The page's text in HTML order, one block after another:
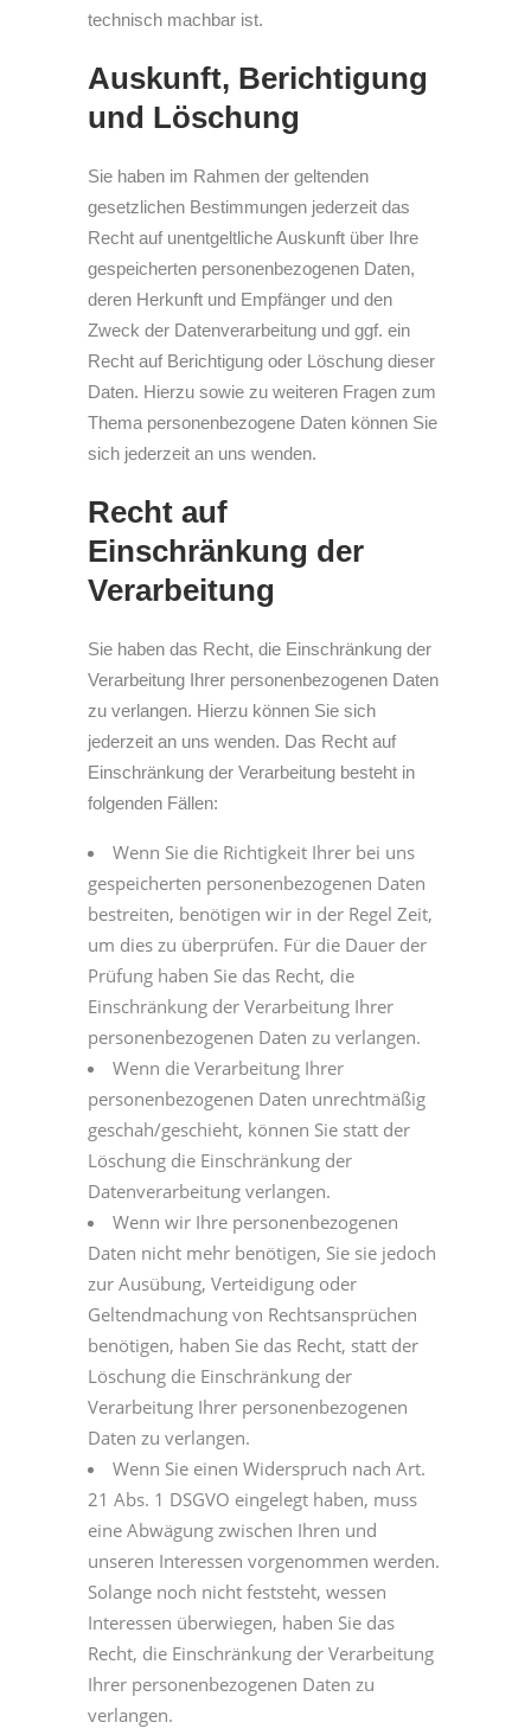
technisch machbar ist.
Auskunft, Berichtigung
und Löschung
Sie haben im Rahmen der geltenden
gesetzlichen Bestimmungen jederzeit das
Recht auf unentgeltliche Auskunft über Ihre
gespeicherten personenbezogenen Daten,
deren Herkunft und Empfänger und den
Zweck der Datenverarbeitung und ggf. ein
Recht auf Berichtigung oder Löschung dieser
Daten. Hierzu sowie zu weiteren Fragen zum
Thema personenbezogene Daten können Sie
sich jederzeit an uns wenden.
Recht auf
Einschränkung der
Verarbeitung
Sie haben das Recht, die Einschränkung der
Verarbeitung Ihrer personenbezogenen Daten
zu verlangen. Hierzu können Sie sich
jederzeit an uns wenden. Das Recht auf
Einschränkung der Verarbeitung besteht in
folgenden Fällen:
Wenn Sie die Richtigkeit Ihrer bei uns
gespeicherten personenbezogenen Daten
bestreiten, benötigen wir in der Regel Zeit,
um dies zu überprüfen. Für die Dauer der
Prüfung haben Sie das Recht, die
Einschränkung der Verarbeitung Ihrer
personenbezogenen Daten zu verlangen.
Wenn die Verarbeitung Ihrer
personenbezogenen Daten unrechtmäßig
geschah/geschieht, können Sie statt der
Löschung die Einschränkung der
Datenverarbeitung verlangen.
Wenn wir Ihre personenbezogenen
Daten nicht mehr benötigen, Sie sie jedoch
zur Ausübung, Verteidigung oder
Geltendmachung von Rechtsansprüchen
benötigen, haben Sie das Recht, statt der
Löschung die Einschränkung der
Verarbeitung Ihrer personenbezogenen
Daten zu verlangen.
Wenn Sie einen Widerspruch nach Art.
21 Abs. 1 DSGVO eingelegt haben, muss
eine Abwägung zwischen Ihren und
unseren Interessen vorgenommen werden.
Solange noch nicht feststeht, wessen
Interessen überwiegen, haben Sie das
Recht, die Einschränkung der Verarbeitung
Ihrer personenbezogenen Daten zu
verlangen.